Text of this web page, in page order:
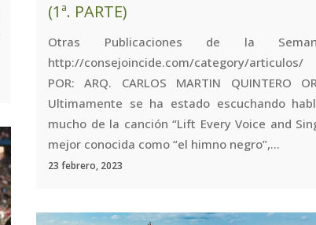
(1ª. PARTE)
Otras Publicaciones de la
http://consejoincide.com/category/
POR: ARQ. CARLOS MARTIN QUINTERO
Ultimamente se ha estado escuchando
mucho de la canción “Lift Every Voice and
mejor conocida como “el himno negro”,...
23 febrero, 2023